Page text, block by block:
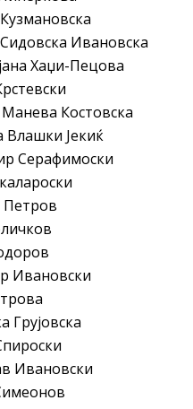
Ивановска
Хаџи-Пецова
Костовска
Влашки Јекиќ
Серафимоски
Петров
Ивановски
Грујовска
Ивановски